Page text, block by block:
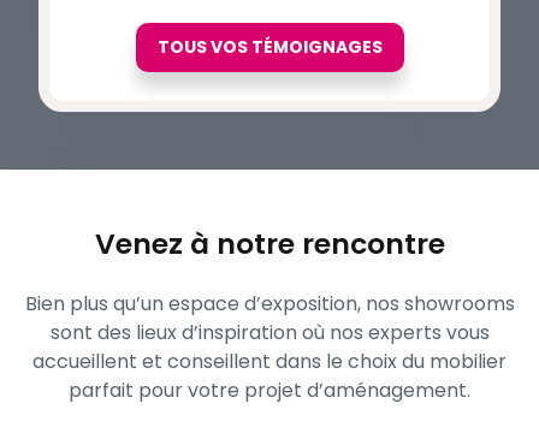
TOUS VOS TÉMOIGNAGES
Venez à notre rencontre
Bien plus qu’un espace d’exposition, nos showrooms
sont des lieux d’inspiration où nos experts vous
accueillent et conseillent dans le choix du mobilier
parfait pour votre projet d’aménagement.